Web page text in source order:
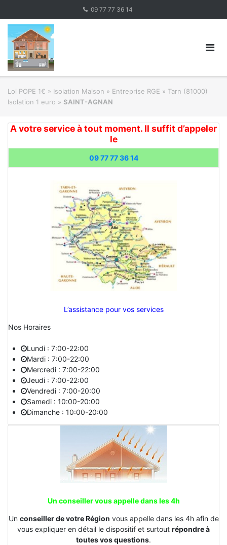
content
09 77 77 36 14
Loi POPE 1€ » Isolation Maison » Entreprise RGE » Tarn (81000)
Isolation 1 euro » SAINT-AGNAN
A votre service à tout moment. Il suffit d’appeler
le
09 77 77 36 14
L’assistance pour vos services
Nos Horaires
Lundi : 7:00-22:00
Mardi : 7:00-22:00
Mercredi : 7:00-22:00
Jeudi : 7:00-22:00
Vendredi : 7:00-20:00
Samedi : 10:00-20:00
Dimanche : 10:00-20:00
Un conseiller vous appelle dans les 4h
Un conseiller de votre Région vous appelle dans les 4h afin de
vous expliquer en détail le dispositif et surtout répondre à
toutes vos questions.